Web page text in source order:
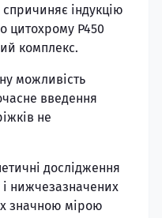
індукцію
цитохрому Р450
комплекс.
можливість
введення
не
дослідження
і нижчезазначених
значною мірою